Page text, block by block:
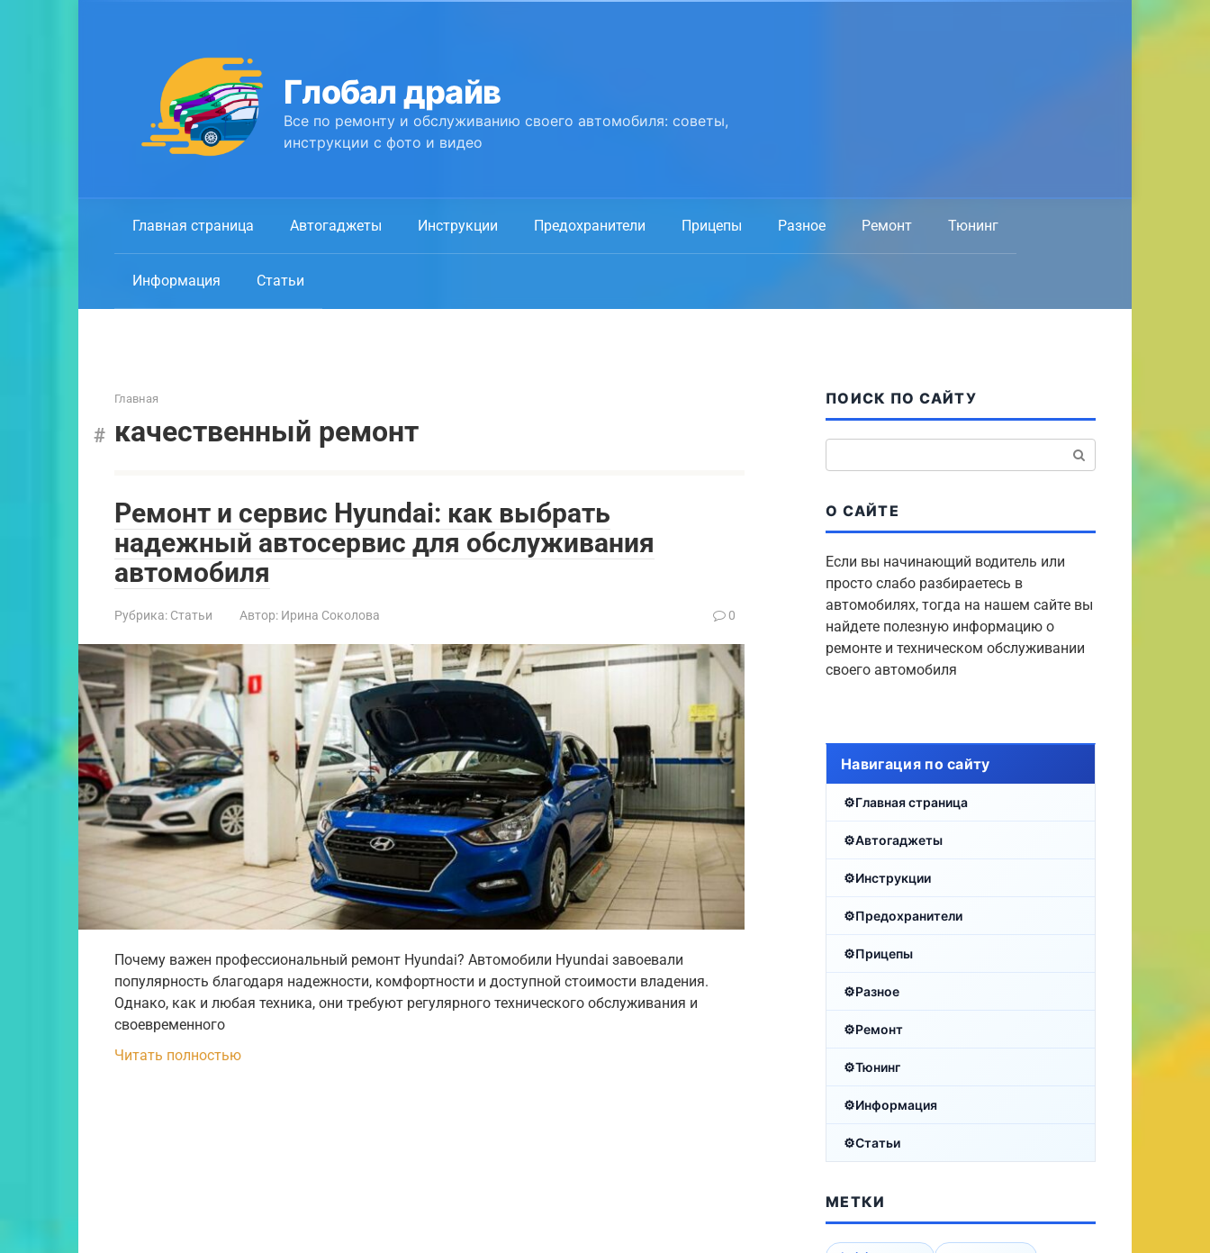
Глобал драйв
Все по ремонту и обслуживанию своего автомобиля: советы,
инструкции с фото и видео
Главная страница Автогаджеты Инструкции Предохранители Прицепы Разное Ремонт Тюнинг
Информация Статьи
Главная
качественный ремонт
Ремонт и сервис Hyundai: как выбрать
надежный автосервис для обслуживания
автомобиля
Рубрика: Статьи Автор: Ирина Соколова 0
Почему важен профессиональный ремонт Hyundai? Автомобили Hyundai завоевали
популярность благодаря надежности, комфортности и доступной стоимости владения.
Однако, как и любая техника, они требуют регулярного технического обслуживания и
своевременного
Читать полностью
ПОИСК ПО САЙТУ
О САЙТЕ
Если вы начинающий водитель или
просто слабо разбираетесь в
автомобилях, тогда на нашем сайте вы
найдете полезную информацию о
ремонте и техническом обслуживании
своего автомобиля
Навигация по сайту
Главная страница
Автогаджеты
Инструкции
Предохранители
Прицепы
Разное
Ремонт
Тюнинг
Информация
Статьи
МЕТКИ